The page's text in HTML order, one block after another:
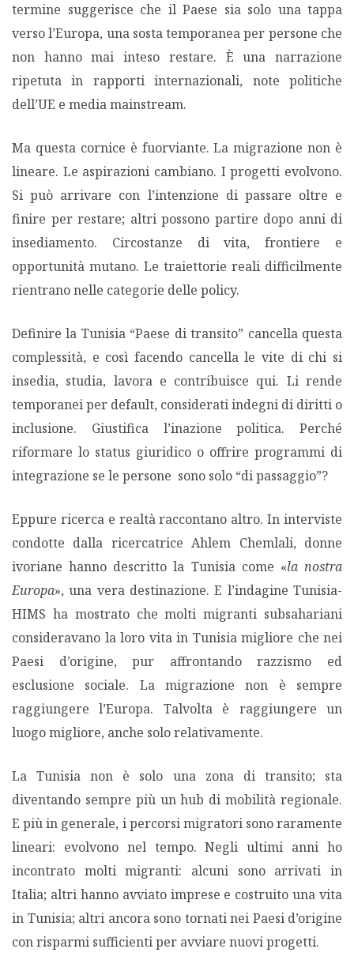
termine suggerisce che il Paese sia solo una tappa
verso l’Europa, una sosta temporanea per persone che
non hanno mai inteso restare. È una narrazione
ripetuta in rapporti internazionali, note politiche
dell’UE e media mainstream.
Ma questa cornice è fuorviante. La migrazione non è
lineare. Le aspirazioni cambiano. I progetti evolvono.
Si può arrivare con l’intenzione di passare oltre e
finire per restare; altri possono partire dopo anni di
insediamento. Circostanze di vita, frontiere e
opportunità mutano. Le traiettorie reali difficilmente
rientrano nelle categorie delle policy.
Definire la Tunisia “Paese di transito” cancella questa
complessità, e così facendo cancella le vite di chi si
insedia, studia, lavora e contribuisce qui. Li rende
temporanei per default, considerati indegni di diritti o
inclusione. Giustifica l’inazione politica. Perché
riformare lo status giuridico o offrire programmi di
integrazione se le persone sono solo “di passaggio”?
Eppure ricerca e realtà raccontano altro. In interviste
condotte dalla ricercatrice Ahlem Chemlali, donne
ivoriane hanno descritto la Tunisia come «la nostra
Europa», una vera destinazione. E l’indagine Tunisia-
HIMS ha mostrato che molti migranti subsahariani
consideravano la loro vita in Tunisia migliore che nei
Paesi d’origine, pur affrontando razzismo ed
esclusione sociale. La migrazione non è sempre
raggiungere l’Europa. Talvolta è raggiungere un
luogo migliore, anche solo relativamente.
La Tunisia non è solo una zona di transito; sta
diventando sempre più un hub di mobilità regionale.
E più in generale, i percorsi migratori sono raramente
lineari: evolvono nel tempo. Negli ultimi anni ho
incontrato molti migranti: alcuni sono arrivati in
Italia; altri hanno avviato imprese e costruito una vita
in Tunisia; altri ancora sono tornati nei Paesi d’origine
con risparmi sufficienti per avviare nuovi progetti.